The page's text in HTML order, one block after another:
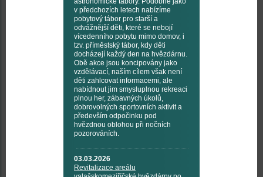
v předchozích letech nabízíme
pobytový tábor pro starší a
odvážnější děti, které se nebojí
vícedenního pobytu mimo domov, i
tzv. příměstský tábor, kdy děti
docházejí každý den na hvězdárnu.
Obě akce jsou koncipovány jako
vzdělávací, naším cílem však není
děti zahlcovat informacemi, ale
nabídnout jim smysluplnou rekreaci
plnou her, zábavných úkolů,
dobrovolných sportovních aktivit a
především odpočinku pod
hvězdnou oblohou při nočních
pozorováních.
03.03.2026
Revitalizace areálu